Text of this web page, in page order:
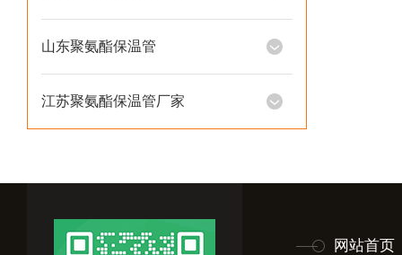
山东聚氨酯保温管
江苏聚氨酯保温管厂家
网站首页